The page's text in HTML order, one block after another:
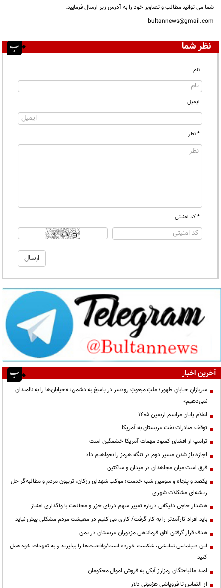
شما می توانید مطالب و تصاویر خود را به آدرس زیر ارسال فرمایید.
bultannews@gmail.com
نظر شما
نام
ایمیل
* نظر
* کد امنیتی
آخرین اخبار
سربازانِ خیابانِ ظهور؛ ملتِ مبعوثِ رودسر در پاسخ به دشمن: «خیابان‌ها را به ناامیدان
نمی‌دهیم»
اعلام پایان مراسم اربعین ۱۴۰۵
توقف صادرات نفت عربستان به آمریکا
ترامپ از افشای کمبود مهمات آمریکا خشمگین است
اجازه باز شدن مسیر دوم در تنگه هرمز را نخواهیم داد
فرق است میان مجاهدان در میدان و ساکتین
یکصد و پنجاه و سومین شب خدمت؛ موکب شهدای رزکان، تریبون مردم و مطالبه‌گر حل
ریشه‌ای مشکلات شهری
هشدار حاجی دلیگانی درباره تغییر سهم دریای خزر و مخالفت با واگذاری امتیاز
باید افراد کارآمدتر را به کار گرفت/ کاری می کنیم در معیشت مردم مشکلی پیش نیاید
هدف قرار گرفتن اتاق‌ فرماندهی مزدوران عربستان در یمن
این دیپلماسی نمایشی، شکست خورده است/واقعیت‌ها را بپذیرید و به تعهدات خود عمل
کنید
امید مالباختگان رمزارز آبکی به فروش اموال محکومان
از التماس تا فروپاشی هژمونی دلار